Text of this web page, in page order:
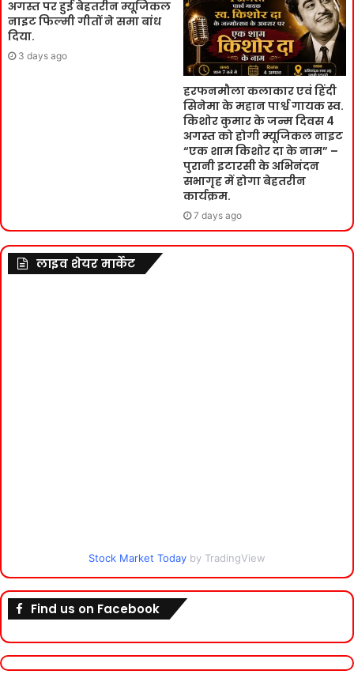
अगस्त पर हुई बेहतरीन म्यूजिकल
नाइट फिल्मी गीतों ने समा बांध
दिया.
3 days ago
हरफनमौला कलाकार एवं हिंदी
सिनेमा के महान पार्श्व गायक स्व.
किशोर कुमार के जन्म दिवस 4
अगस्त को होगी म्यूजिकल नाइट
“एक शाम किशोर दा के नाम” –
पुरानी इटारसी के अभिनंदन
सभागृह में होगा बेहतरीन
कार्यक्रम.
7 days ago
लाइव शेयर मार्केट
Stock Market Today by TradingView
Find us on Facebook